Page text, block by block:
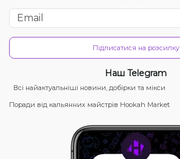
Підписатися на розсилку
Наш Telegram
Всі найактуальніші новини, добірки та мікси
Поради від кальянних майстрів Hookah Market